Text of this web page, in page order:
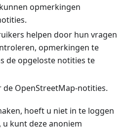
opmerkingen
helpen door hun vragen
opmerkingen te
de opgeloste notities te
de OpenStreetMap-notities.
hoeft u niet in te loggen
kunt deze anoniem